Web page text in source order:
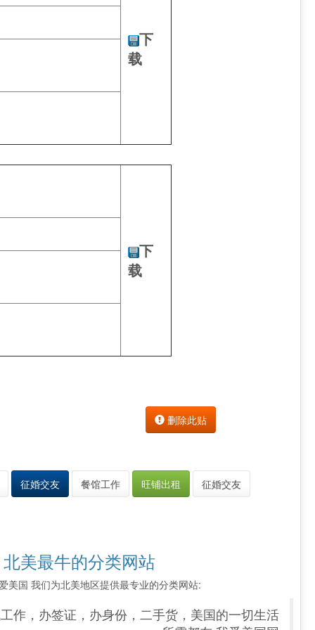
下
载
下
载
删除此贴
征婚交友 餐馆工作 旺铺出租 征婚交友
美最牛的分类网站
美国 我们为北美地区提供最专业的分类网站:
作，办签证，办身份，二手货，美国的一切生活